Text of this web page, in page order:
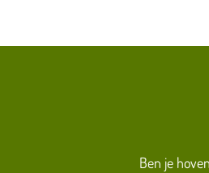
Ben je